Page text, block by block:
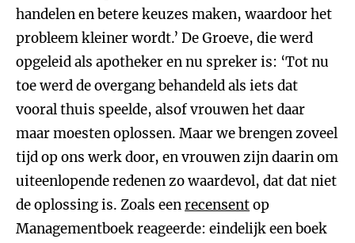
handelen en betere keuzes maken, waardoor het
probleem kleiner wordt.’ De Groeve, die werd
opgeleid als apotheker en nu spreker is: ‘Tot nu
toe werd de overgang behandeld als iets dat
vooral thuis speelde, alsof vrouwen het daar
maar moesten oplossen. Maar we brengen zoveel
tijd op ons werk door, en vrouwen zijn daarin om
uiteenlopende redenen zo waardevol, dat dat niet
de oplossing is. Zoals eenrecensentop
Managementboek reageerde: eindelijk een boek